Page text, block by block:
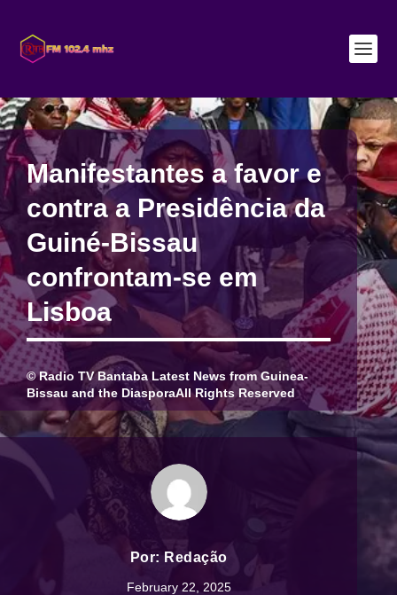
Manifestantes a favor e
contra a Presidência da
Guiné-Bissau
confrontam-se em
Lisboa
© Radio TV Bantaba Latest News from Guinea-
Bissau and the DiasporaAll Rights Reserved
Por:Redação
February 22, 2025